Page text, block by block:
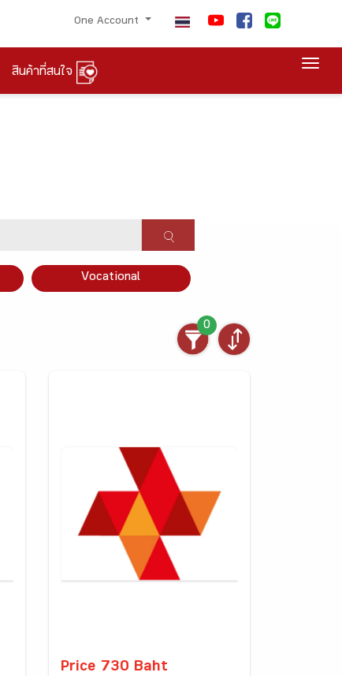
One Account
สินค้าที่สนใจ
Vocational
0
Price 730 Baht